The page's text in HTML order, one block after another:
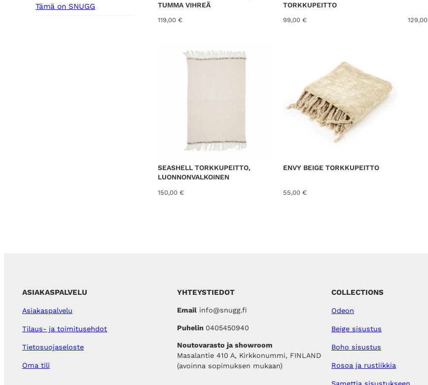
Tämä on SNUGG
TUMMA VIHREÄ
119,00 €
TORKKUPEITTO
99,00 € 129,00
SEASHELL TORKKUPEITTO,
LUONNONVALKOINEN
150,00 €
ENVY BEIGE TORKKUPEITTO
55,00 €
ASIAKASPALVELU
Asiakaspalvelu
Tilaus- ja toimitusehdot
Tietosuojaseloste
Oma tili
YHTEYSTIEDOT
Emailinfo@snugg.fi
Puhelin 0405450940
Noutovarasto ja showroom
Masalantie 410 A, Kirkkonummi, FINLAND
(avoinna sopimuksen mukaan)
COLLECTIONS
Odeon
Beige sisustus
Boho sisustus
Rosoa ja rustiikkia